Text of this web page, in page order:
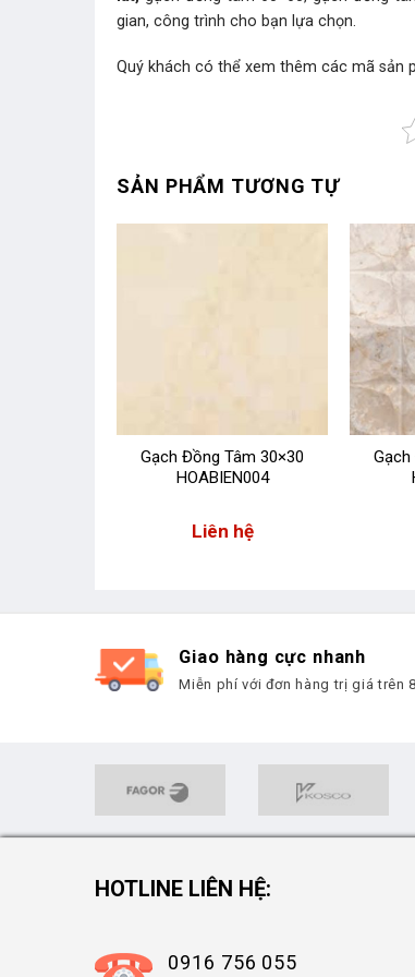
gian, công trình cho bạn lựa chọn.
Quý khách có thể xem thêm các mã sản
SẢN PHẨM TƯƠNG TỰ
Gạch Đồng Tâm 30×30
HOABIEN004
Liên hệ
Giao hàng cực nhanh
Miễn phí với đơn hàng trị giá trên
HOTLINE LIÊN HỆ:
0916 756 055